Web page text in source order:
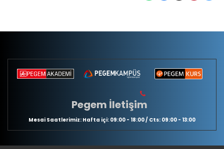
Pegem İletişim
Mesai Saatlerimiz: Hafta içi: 09:00 - 18:00 / Cts: 09:00 - 13:00